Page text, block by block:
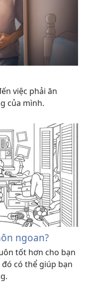
việc phải ăn
của mình.
ngoan?
tốt hơn cho bạn
có thể giúp bạn